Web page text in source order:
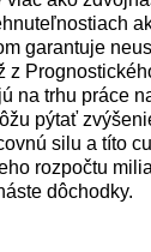
garantuje
z
na trhu práce
pýtať
silu a títo
rozpočtu
dôchodky.